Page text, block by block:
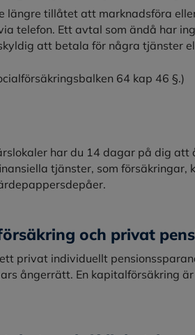
längre tillåtet att marknadsföra
telefon. Ett avtal som ändå har
att betala för några tjänster
64 kap 46 §.)
har du 14 dagar på dig att
tjänster, som försäkringar,
och privat
privat individuellt
ångerrätt. En kapitalförsäkring